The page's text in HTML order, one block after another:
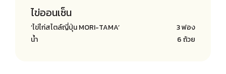
ไข่ออนเซ็น
‘ไข่ไก่สไตล์ญี่ปุ่น MORI-TAMA’
3 ฟอง
น้ำ
6 ถ้วย